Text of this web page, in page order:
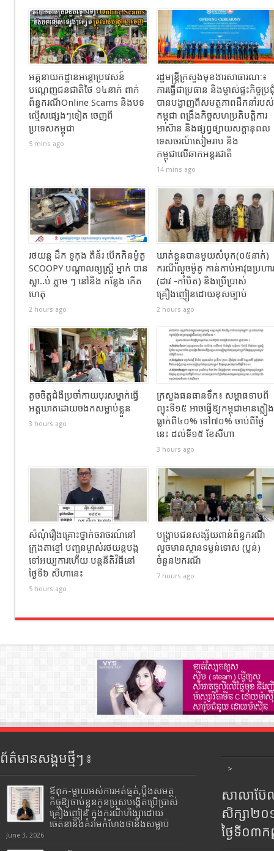
អគ្គនាយកដ្ឋានអន្តោប្រវេសន៍
បណ្ដេញជនជាតិថៃ ១៤នាក់ ពាក់
ព័ន្ធករណីOnline Scams និងបទ
ល្មើសផ្សេងៗទៀត ចេញពី
ប្រទេសកម្ពុជា
5 mins ago
រដ្ឋមន្ត្រីក្រសួងមុខងារសាធារណៈ៖​
ការធ្វើជាប្រធាន និងម្ចាស់ផ្ទះកិច្ចប្រ
បានបង្ហាញពីសមត្ថភាពដឹកនាំរបស់
កម្ពុជា ពង្រឹងកិច្ចសហប្រតិបត្តិការ
អាស៊ាន និងផ្សព្វផ្សាយសក្តានុពល
ទេសចរណ៍សៀមរាប និង
កម្ពុជាលើឆាកអន្តរជាតិ
14 mins ago
រថយន្ដ ដឹក ទូកុង តឺន័រ បើកកិនម៉ូតូ
SCOOPY បណ្តាលឲ្យស្រ្តី ម្នាក់ បាន
ស្លា..ប់ ភ្លាម ៗ នៅនិង កន្លែង កេីត
ហេតុ
2 hours ago
ឃាត់ខ្លួនបានមួយសំបុក(០៥នាក់)
ករណីលួចម៉ូតូ កាន់កាប់អាវុធប្រហារ
(ដាវ -កាំបិត) និងប្រើប្រាស់
គ្រឿងញៀនដោយខុសច្បាប់
2 hours ago
តូចចិត្តជំងឺប្រចាំកាយបុរសម្នាក់ធ្វេី
អត្តឃាតដោយចងកសម្លាប់ខ្លួន
3 hours ago
ក្រសួងធនធានទឹក​​៖​ សម្ពាធទាបពី
ព្យុះទី១៥ អាចធ្វើឱ្យកម្ពុជាមានភ្លៀង
ធ្លាក់ពី៤០% ទៅ៧០% ចាប់ពីថ្ងៃ
នេះ ដល់ទី១៥ ខែសីហា
3 hours ago
សំណុំរឿងគ្រោះថ្នាក់ចរាចរណ៍នៅ
ក្រុងតាខ្មៅ បញ្ជូនម្ចាស់រថយន្តបង្ក
ទៅអយ្យការហើយ បន្តនីតិវិធីនៅ
ថ្ងៃទី៦ សីហានេះ
5 hours ago
បង្ក្រាបជនសង្ស័យពាន់ព័ន្ធករណី
លួចមានស្ថានទម្ងន់ទោស (ប្លន់)
ចំនួន២ករណី
7 hours ago
ព័ត៌មានសង្គមថ្មីៗ ៖
ឪពុក-ម្ដាយអស់ការអត់ធ្មត់,ប្ដឹងសមត្ថ
កិច្ចឱ្យចាប់ខ្លួនកូនប្រុសបង្កើតប្រើប្រាស់
គ្រឿងញៀន ក្នុងករណីហិង្សាដោយ
ចេតនានិងគំរាមកំហែងថានឹងសម្លាប់
June 3, 2026
>
សាលាប៊ែ
សិក្សា២
ថ្ងៃទី០៣